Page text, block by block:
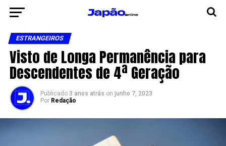
ESTRANGEIROS
Visto de Longa Permanência para
Descendentes de 4ª Geração
Publicado 3 anos atrás on junho 7, 2023
Por Redação